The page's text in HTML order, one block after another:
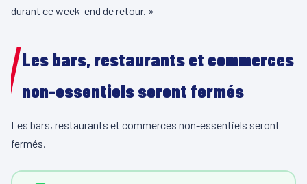
durant ce week-end de retour. »
Les bars, restaurants et commerces
non-essentiels seront fermés
Les bars, restaurants et commerces non-essentiels seront
fermés.